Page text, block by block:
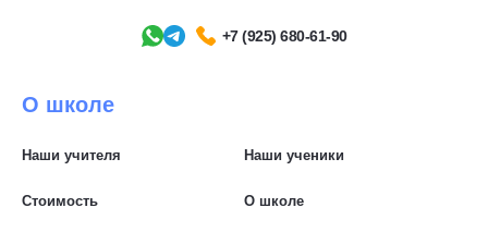
+7 (925) 680-61-90
О школе
Наши учителя Наши ученики
Стоимость О школе